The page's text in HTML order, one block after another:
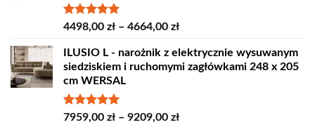
4809,00 zł
Oceniono
4498,00 zł – 4664,00 złZakres
od
4498,00 zł
ILUSIO L - narożnik z elektrycznie wysuwanym
siedziskiem i ruchomymi zagłówkami 248 x 205
cm WERSAL
Oceniono
7959,00 zł – 9209,00 złZakres